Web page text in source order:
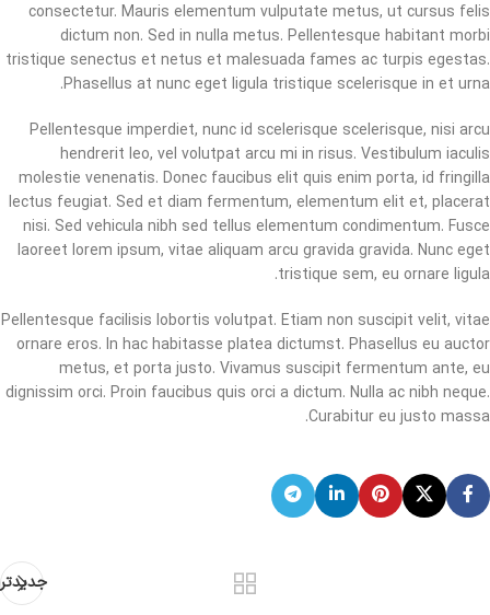
consectetur. Mauris elementum vulputate metus, ut cursus felis
dictum non. Sed in nulla metus. Pellentesque habitant morbi
tristique senectus et netus et malesuada fames ac turpis egestas.
Phasellus at nunc eget ligula tristique scelerisque in et urna.
Pellentesque imperdiet, nunc id scelerisque scelerisque, nisi arcu
hendrerit leo, vel volutpat arcu mi in risus. Vestibulum iaculis
molestie venenatis. Donec faucibus elit quis enim porta, id fringilla
lectus feugiat. Sed et diam fermentum, elementum elit et, placerat
nisi. Sed vehicula nibh sed tellus elementum condimentum. Fusce
laoreet lorem ipsum, vitae aliquam arcu gravida gravida. Nunc eget
tristique sem, eu ornare ligula.
Pellentesque facilisis lobortis volutpat. Etiam non suscipit velit, vitae
ornare eros. In hac habitasse platea dictumst. Phasellus eu auctor
metus, et porta justo. Vivamus suscipit fermentum ante, eu
dignissim orci. Proin faucibus quis orci a dictum. Nulla ac nibh neque.
Curabitur eu justo massa.
جدیدتر